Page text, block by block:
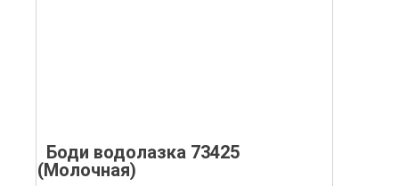
Боди водолазка 73425
(Молочная)